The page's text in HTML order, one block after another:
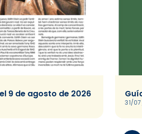
9 de agosto de 2026
31/